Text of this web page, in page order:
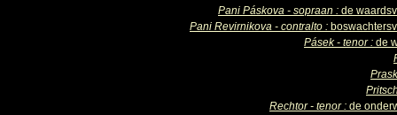
Pani Páskova - sopraan : de
Pani Revirnikova - contralto :
Pásek - tenor : de
Rechtor - tenor : de